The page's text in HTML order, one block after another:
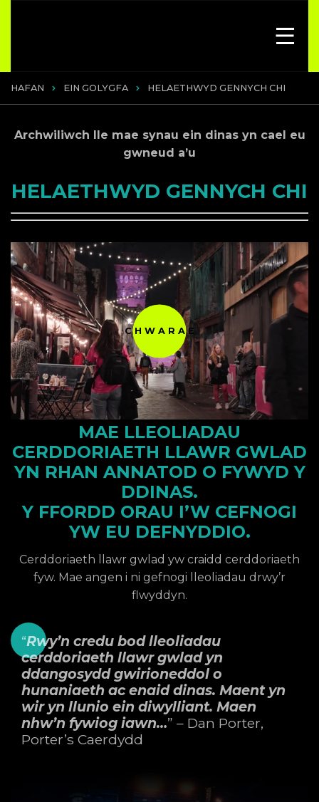
HAFAN EIN GOLYGFA HELAETHWYD GENNYCH CHI
Archwiliwch lle mae synau ein dinas yn cael eu
gwneud a’u
HELAETHWYD GENNYCH CHI
CHWARAE
MAE LLEOLIADAU
CERDDORIAETH LLAWR GWLAD
YN RHAN ANNATOD O FYWYD Y
DDINAS.
Y FFORDD ORAU I’W CEFNOGI
YW EU DEFNYDDIO.
Cerddoriaeth llawr gwlad yw craidd cerddoriaeth
fyw. Mae angen i ni gefnogi lleoliadau drwy’r
flwyddyn.
“Rwy’n credu bod lleoliadau
cerddoriaeth llawr gwlad yn
ddangosydd gwirioneddol o
hunaniaeth ac enaid dinas. Maent yn
wir yn llunio ein diwylliant. Maen
nhw’n fywiog iawn…” – Dan Porter,
Porter’s Caerdydd